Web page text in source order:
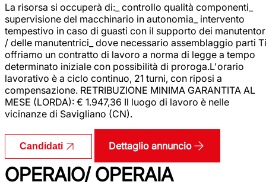
La risorsa si occuperà di:_ controllo qualità componenti_
supervisione del macchinario in autonomia_ intervento
tempestivo in caso di guasti con il supporto dei
/ delle manutentrici_ dove necessario assemblaggio parti Ti
offriamo un contratto di lavoro a norma di legge a tempo
determinato iniziale con possibilità di proroga.L'orario
lavorativo è a ciclo continuo, 21 turni, con riposi a
compensazione. RETRIBUZIONE MINIMA GARANTITA AL
MESE (LORDA): € 1.947,36 Il luogo di lavoro è nelle
vicinanze di Savigliano (CN).
Candidati Dettaglio annuncio
OPERAIO/ OPERAIA